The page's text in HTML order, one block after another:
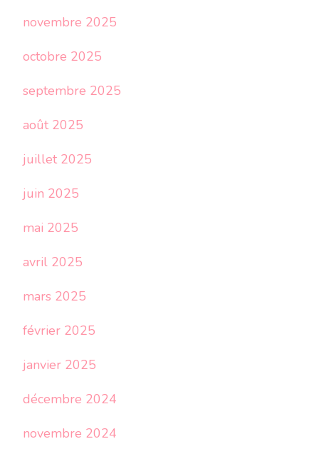
novembre 2025
octobre 2025
septembre 2025
août 2025
juillet 2025
juin 2025
mai 2025
avril 2025
mars 2025
février 2025
janvier 2025
décembre 2024
novembre 2024